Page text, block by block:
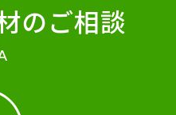
のご相談